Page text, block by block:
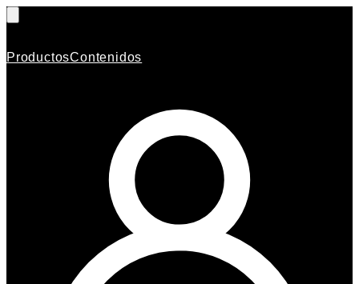
ProductosContenidos